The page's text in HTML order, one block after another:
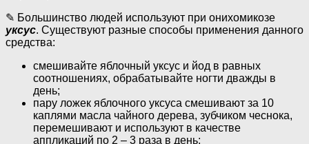
✎ Большинство людей используют при онихомикозе
уксус. Существуют разные способы применения данного
средства:
смешивайте яблочный уксус и йод в равных
соотношениях, обрабатывайте ногти дважды в
день;
пару ложек яблочного уксуса смешивают за 10
каплями масла чайного дерева, зубчиком чеснока,
перемешивают и используют в качестве
аппликаций по 2 – 3 раза в день;